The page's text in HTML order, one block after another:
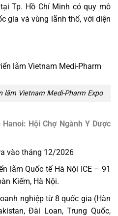
Tp. Hồ Chí Minh có quy mô
gia và vùng lãnh thổ, với diện
lãm Vietnam Medi-Pharm Expo
Hội Chợ Ngành Y Dược
vào tháng 12/2026
lãm Quốc tế Hà Nội ICE – 91
Kiếm, Hà Nội.
nghiệp từ 8 quốc gia (Hàn
Đài Loan, Trung Quốc,